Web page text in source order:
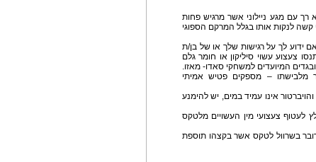
רך עם מגע ניילוני אשר מרגיש פחות
לנקות אותו בגלל המרקם הספוגי
ידוע לך על רגישות שלך או של בן/ת
צעצוע עשוי סיליקון או חומר גלם
המיועדים למשחקי סאדו- מאזו.
– מספקים פטיש אמיתי
אינו עמיד במים, יש להימנע
לעטוף צעצועי מין העשויים מלטקס
בשרוול לטקס אשר בקצהו תוספת